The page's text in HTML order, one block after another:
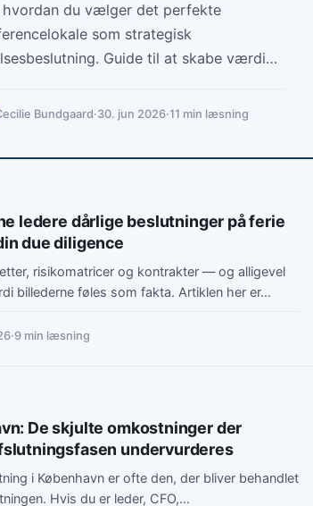
du vælger det perfekte
som strategisk
Guide til at skabe værdi
Bundgaard·30. jun 2026·11 min læsning
ledere dårlige beslutninger på ferie
due diligence
risikomatricer og kontrakter — og alligevel
billederne føles som fakta. Artiklen her er…
·9 min læsning
De skjulte omkostninger der
undervurderes
i København er ofte den, der bliver behandlet
Hvis du er leder, CFO,…